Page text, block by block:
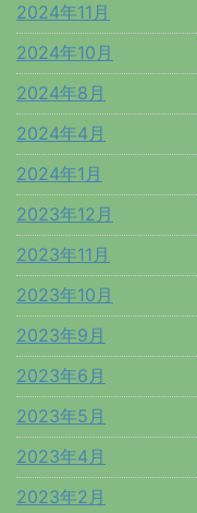
2024年11月
2024年10月
2024年8月
2024年4月
2024年1月
2023年12月
2023年11月
2023年10月
2023年9月
2023年6月
2023年5月
2023年4月
2023年2月